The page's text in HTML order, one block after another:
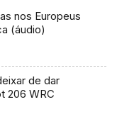
nos Europeus
(áudio)
de dar
206 WRC